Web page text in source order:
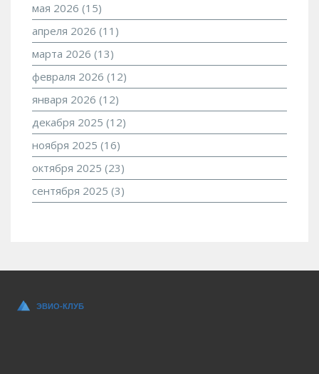
мая 2026 (15)
апреля 2026 (11)
марта 2026 (13)
февраля 2026 (12)
января 2026 (12)
декабря 2025 (12)
ноября 2025 (16)
октября 2025 (23)
сентября 2025 (3)